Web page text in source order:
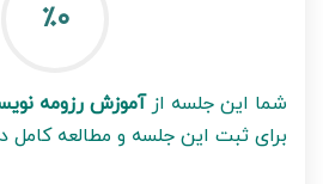
٪۰
شما این جلسه ازآموزش رزومه
برای ثبت این جلسه و مطالعه کامل